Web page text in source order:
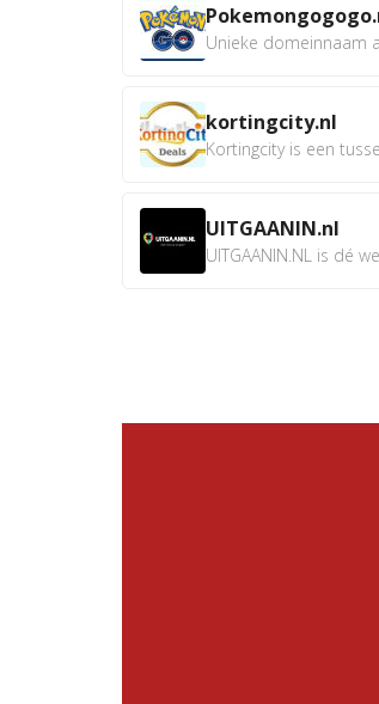
Unieke domeinnaam
kortingcity.nl
Kortingcity is een
UITGAANIN.nl
UITGAANIN.NL is dé